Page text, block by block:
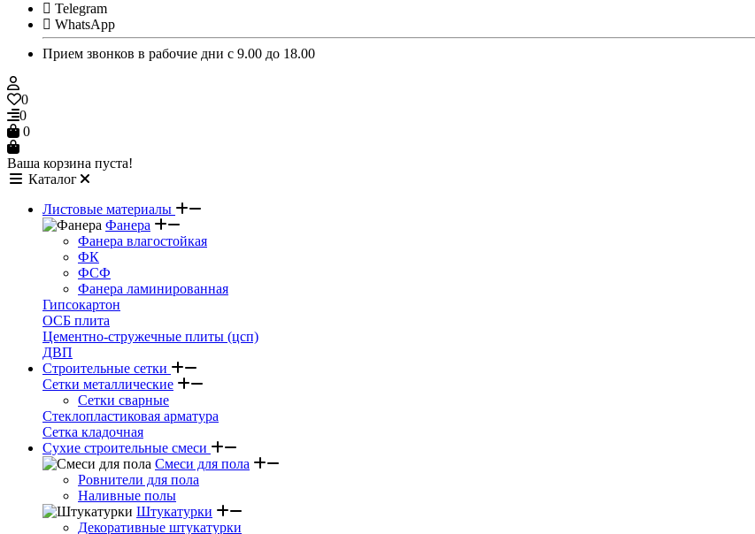
Telegram
WhatsApp
Прием звонков в рабочие дни с 9.00 до 18.00
0
0
0
Ваша корзина пуста!
Каталог
Листовые материалы
Фанера
Фанера влагостойкая
ФК
ФСФ
Фанера ламинированная
Гипсокартон
ОСБ плита
Цементно-стружечные плиты (цсп)
ДВП
Строительные сетки
Сетки металлические
Сетки сварные
Стеклопластиковая арматура
Сетка кладочная
Сухие строительные смеси
Смеси для пола
Ровнители для пола
Наливные полы
Штукатурки
Декоративные штукатурки